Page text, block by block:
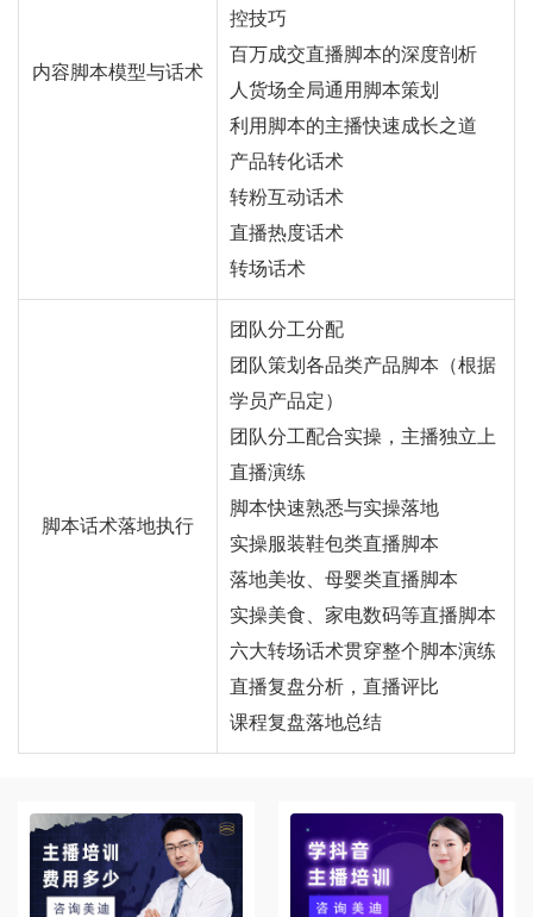
内容脚本模型与话术
控技巧
百万成交直播脚本的深度剖析
人货场全局通用脚本策划
利用脚本的主播快速成长之道
产品转化话术
转粉互动话术
直播热度话术
转场话术
脚本话术落地执行
团队分工分配
团队策划各品类产品脚本（根据
学员产品定）
团队分工配合实操，主播独立上
直播演练
脚本快速熟悉与实操落地
实操服装鞋包类直播脚本
落地美妆、母婴类直播脚本
实操美食、家电数码等直播脚本
六大转场话术贯穿整个脚本演练
直播复盘分析，直播评比
课程复盘落地总结